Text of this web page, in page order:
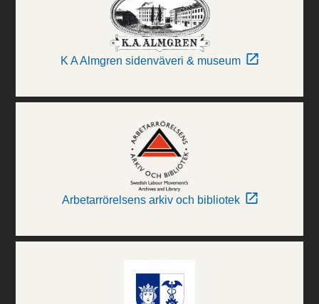
K A Almgren sidenväveri & museum
Arbetarrörelsens arkiv och bibliotek